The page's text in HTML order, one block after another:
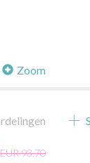
Zoom
EUR 93.70